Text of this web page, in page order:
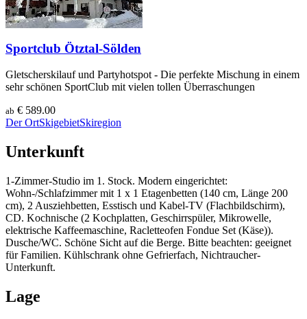
Sportclub Ötztal-Sölden
Gletscherskilauf und Partyhotspot - Die perfekte Mischung in einem
sehr schönen SportClub mit vielen tollen Überraschungen
ab € 589.00
Der OrtSkigebietSkiregion
Unterkunft
1-Zimmer-Studio im 1. Stock. Modern eingerichtet:
Wohn-/Schlafzimmer mit 1 x 1 Etagenbetten (140 cm, Länge 200
cm), 2 Ausziehbetten, Esstisch und Kabel-TV (Flachbildschirm),
CD. Kochnische (2 Kochplatten, Geschirrspüler, Mikrowelle,
elektrische Kaffeemaschine, Racletteofen Fondue Set (Käse)).
Dusche/WC. Schöne Sicht auf die Berge. Bitte beachten: geeignet
für Familien. Kühlschrank ohne Gefrierfach, Nichtraucher-
Unterkunft.
Lage